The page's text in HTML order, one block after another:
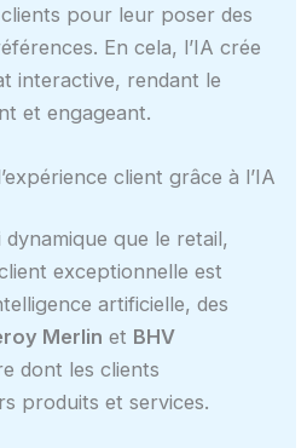
pour leur poser des
En cela, l’IA crée
interactive, rendant le
et engageant.
client grâce à l’IA
que le retail,
exceptionnelle est
artificielle, des
Merlin et BHV
dont les clients
produits et services.